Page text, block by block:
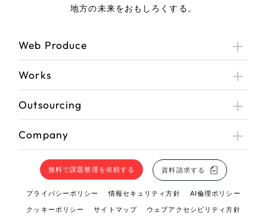
パープル・紫色
ピンク・桃色
カラフル・多色
その他
地方の未来をおもしろくする。
Web Produce
Works
Outsourcing
Company
無料で課題整理を依頼する 資料請求する
プライバシーポリシー 情報セキュリティ方針 AI倫理ポリシー
クッキーポリシー サイトマップ ウェブアクセシビリティ方針